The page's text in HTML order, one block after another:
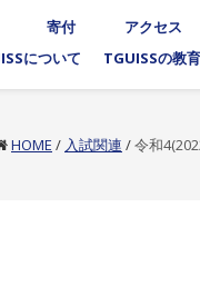
寄付 アクセス
について
TGUISSの教育
HOME / 入試関連 /令和